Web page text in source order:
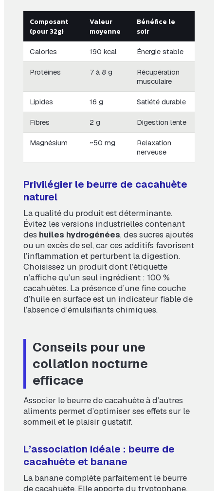
Composant
(pour 32g)
Valeur
moyenne
Bénéfice le
soir
Calories 190 kcal Énergie stable
Protéines 7 à 8 g
Récupération
musculaire
Lipides 16 g Satiété durable
Fibres 2 g Digestion lente
Magnésium ~50 mg
Relaxation
nerveuse
Privilégier le beurre de cacahuète
naturel
La qualité du produit est déterminante.
Évitez les versions industrielles contenant
des huiles hydrogénées, des sucres ajoutés
ou un excès de sel, car ces additifs favorisent
l’inflammation et perturbent la digestion.
Choisissez un produit dont l’étiquette
n’affiche qu’un seul ingrédient : 100 %
cacahuètes. La présence d’une fine couche
d’huile en surface est un indicateur fiable de
l’absence d’émulsifiants chimiques.
Conseils pour une
collation nocturne
efficace
Associer le beurre de cacahuète à d’autres
aliments permet d’optimiser ses effets sur le
sommeil et le plaisir gustatif.
L’association idéale : beurre de
cacahuète et banane
La banane complète parfaitement le beurre
de cacahuète. Elle apporte du tryptophane,